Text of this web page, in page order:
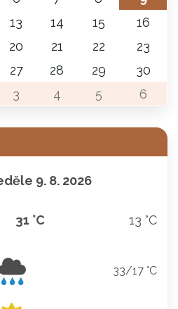
13 14 15
16
20 21 22
23
27 28 29
30
3 4 5 6
9. 8. 2026
31 °C 13 °C
33/17 °C